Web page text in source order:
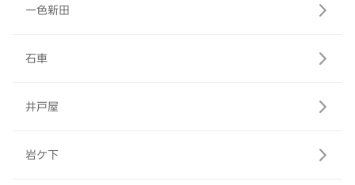
一色新田
石車
井戸屋
岩ケ下